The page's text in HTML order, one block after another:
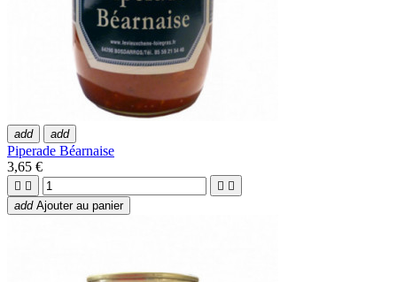
add add
Piperade Béarnaise
3,65 €
   
add Ajouter au panier